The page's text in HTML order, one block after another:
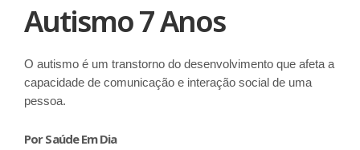
Autismo 7 Anos
O autismo é um transtorno do desenvolvimento que afeta a
capacidade de comunicação e interação social de uma
pessoa.
Por Saúde Em Dia